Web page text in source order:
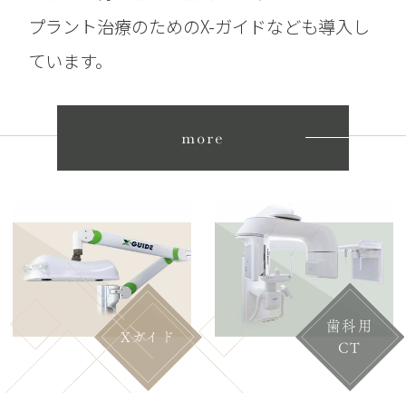
として取得できる口腔内スキャナーや、イン
プラント治療のためのX-ガイドなども導入し
more
Xガイド
歯科用
CT